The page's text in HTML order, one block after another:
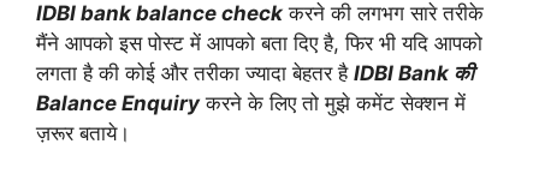
IDBI bank balance check करने की लगभग सारे तरीके
मैंने आपको इस पोस्ट में आपको बता दिए है, फिर भी यदि आपको
लगता है की कोई और तरीका ज्यादा बेहतर है IDBI Bank की
Balance Enquiryकरने के लिए तो मुझे कमेंट सेक्शन में
ज़रूर बताये।